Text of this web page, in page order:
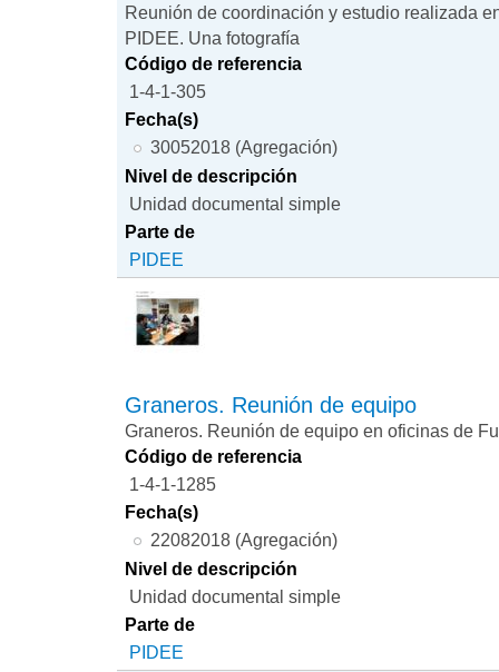
Reunión de coordinación y estudio realizada
PIDEE. Una fotografía
Código de referencia
1-4-1-305
Fecha(s)
30052018 (Agregación)
Nivel de descripción
Unidad documental simple
Parte de
PIDEE
Graneros. Reunión de equipo
Graneros. Reunión de equipo en oficinas de
Código de referencia
1-4-1-1285
Fecha(s)
22082018 (Agregación)
Nivel de descripción
Unidad documental simple
Parte de
PIDEE